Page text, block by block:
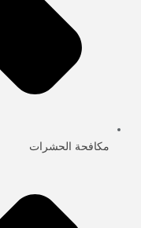
مكافحة الحشرات